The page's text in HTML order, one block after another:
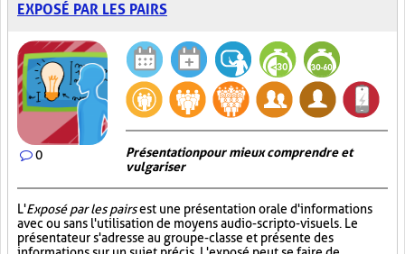
EXPOSÉ PAR LES PAIRS
0
Présentation pour mieux comprendre et
vulgariser
L'Exposé par les pairsest une présentation orale d'informations
avec ou sans l'utilisation de moyens audio-scripto-visuels. Le
présentateur s'adresse au groupe-classe et présente des